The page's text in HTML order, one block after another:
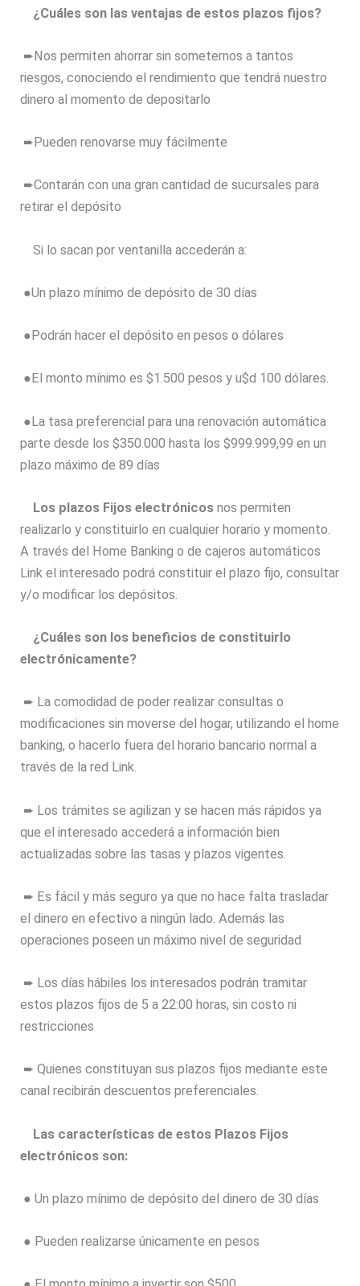
¿Cuáles son las ventajas de estos plazos fijos?
➨Nos permiten ahorrar sin someternos a tantos
riesgos, conociendo el rendimiento que tendrá nuestro
dinero al momento de depositarlo
➨Pueden renovarse muy fácilmente
➨Contarán con una gran cantidad de sucursales para
retirar el depósito
Si lo sacan por ventanilla accederán a:
●Un plazo mínimo de depósito de 30 días
●Podrán hacer el depósito en pesos o dólares
●El monto mínimo es $1.500 pesos y u$d 100 dólares.
●La tasa preferencial para una renovación automática
parte desde los $350.000 hasta los $999.999,99 en un
plazo máximo de 89 días
Los plazos Fijos electrónicosnos permiten
realizarlo y constituirlo en cualquier horario y momento.
A través del Home Banking o de cajeros automáticos
Link el interesado podrá constituir el plazo fijo, consultar
y/o modificar los depósitos.
¿Cuáles son los beneficios de constituirlo
electrónicamente?
➨ La comodidad de poder realizar consultas o
modificaciones sin moverse del hogar, utilizando el home
banking, o hacerlo fuera del horario bancario normal a
través de la red Link.
➨ Los trámites se agilizan y se hacen más rápidos ya
que el interesado accederá a información bien
actualizadas sobre las tasas y plazos vigentes.
➨ Es fácil y más seguro ya que no hace falta trasladar
el dinero en efectivo a ningún lado. Además las
operaciones poseen un máximo nivel de seguridad
➨ Los días hábiles los interesados podrán tramitar
estos plazos fijos de 5 a 22:00 horas, sin costo ni
restricciones
➨ Quienes constituyan sus plazos fijos mediante este
canal recibirán descuentos preferenciales.
Las características de estos Plazos Fijos
electrónicos son:
● Un plazo mínimo de depósito del dinero de 30 días
● Pueden realizarse únicamente en pesos